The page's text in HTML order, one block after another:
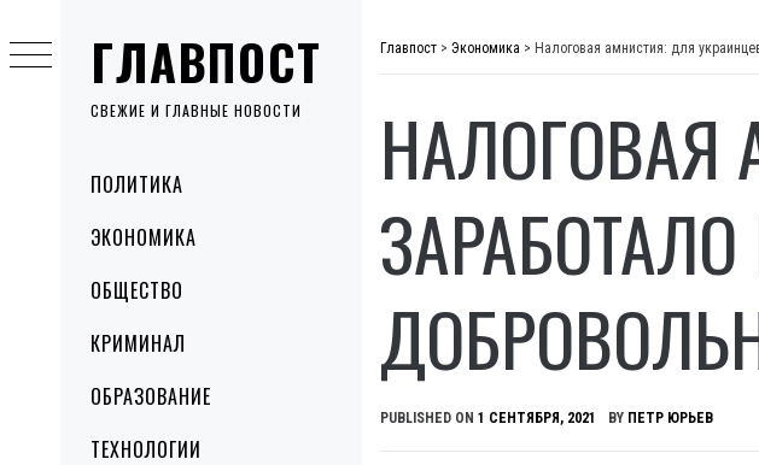
ГЛАВПОСТ
СВЕЖИЕ И ГЛАВНЫЕ НОВОСТИ
MenuПОЛИТИКА
ЭКОНОМИКА
ОБЩЕСТВО
КРИМИНАЛ
ОБРАЗОВАНИЕ
ТЕХНОЛОГИИ
to
content
Главпост > Экономика > Налоговая амнистия: для
НАЛОГОВАЯ
PUBLISHED ON 1 СЕНТЯБРЯ, 2021 BY ПЕТР ЮРЬЕВ